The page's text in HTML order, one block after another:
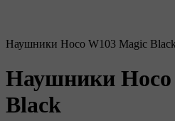
Наушники Hoco W103 Magic Black
Наушники Hoco
Black